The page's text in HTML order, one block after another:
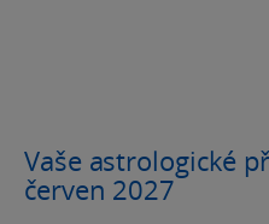
Vaše astrologické
červen 2027